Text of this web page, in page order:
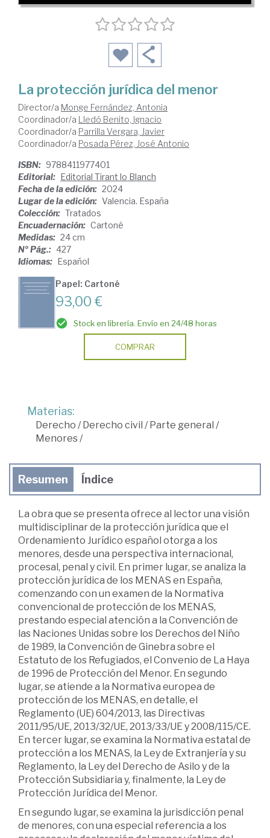
La protección jurídica del menor
Director/a Monge Fernández, Antonia
Coordinador/a Lledó Benito, Ignacio
Coordinador/a Parrilla Vergara, Javier
Coordinador/a Posada Pérez, José Antonio
ISBN: 9788411977401
Editorial: Editorial Tirant lo Blanch
Fecha de la edición: 2024
Lugar de la edición: Valencia. España
Colección: Tratados
Encuadernación: Cartoné
Medidas: 24 cm
Nº Pág.: 427
Idiomas: Español
Papel: Cartoné
93,00 €
Stock en librería. Envío en 24/48 horas
COMPRAR
Materias:
Derecho /Derecho civil /Parte general /
Menores /
Resumen Índice
La obra que se presenta ofrece al lector una visión
multidisciplinar de la protección jurídica que el
Ordenamiento Jurídico español otorga a los
menores, desde una perspectiva internacional,
procesal, penal y civil. En primer lugar, se analiza la
protección jurídica de los MENAS en España,
comenzando con un examen de la Normativa
convencional de protección de los MENAS,
prestando especial atención a la Convención de
las Naciones Unidas sobre los Derechos del Niño
de 1989, la Convención de Ginebra sobre el
Estatuto de los Refugiados, el Convenio de La Haya
de 1996 de Protección del Menor. En segundo
lugar, se atiende a la Normativa europea de
protección de los MENAS, en detalle, el
Reglamento (UE) 604/2013, las Directivas
2011/95/UE, 2013/32/UE, 2013/33/UE y 2008/115/CE.
En tercer lugar, se examina la Normativa estatal de
protección a los MENAS, la Ley de Extranjería y su
Reglamento, la Ley del Derecho de Asilo y de la
Protección Subsidiaria y, finalmente, la Ley de
Protección Jurídica del Menor.
En segundo lugar, se examina la jurisdicción penal
de menores, con una especial referencia a los